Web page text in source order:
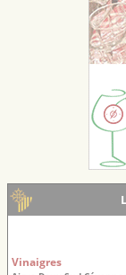
Vinaigres